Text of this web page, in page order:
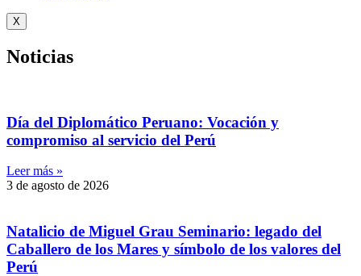
X
Noticias
Día del Diplomático Peruano: Vocación y
compromiso al servicio del Perú
Leer más »
3 de agosto de 2026
Natalicio de Miguel Grau Seminario: legado del
Caballero de los Mares y símbolo de los valores del
Perú